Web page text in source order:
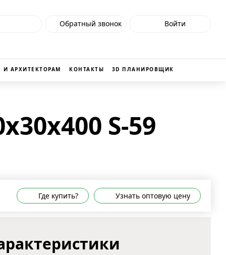
Обратный звонок Войти
АРХИТЕКТОРАМ КОНТАКТЫ 3D ПЛАНИРОВЩИК
S-59
Где купить? Узнать оптовую цену